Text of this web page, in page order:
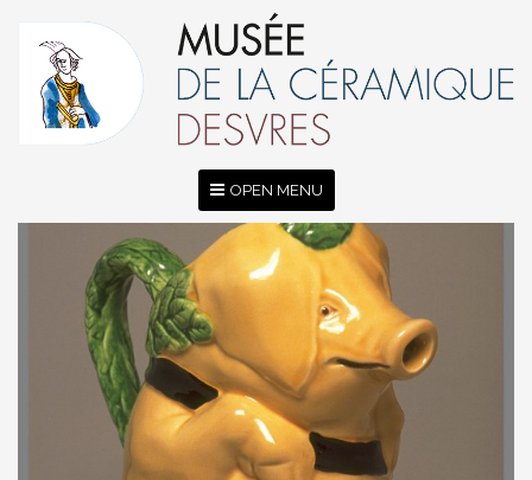
OPEN MENU